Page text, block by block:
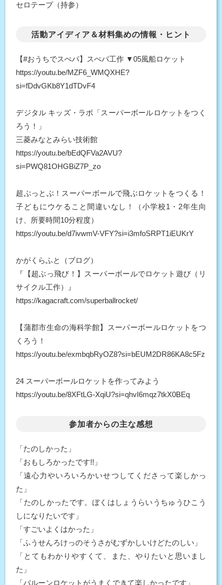
セロテープ（持参）
活動アイディア＆材料集めの情報・ヒント
【#おうちでスぺパ】スぺパ工作 ▼05風船ロケット
https://youtu.be/MZF6_WMQXHE?
si=fDdvGKb8Y1dTDvF4
デジタル キッズ・ラボ「スーパーボールロケットをつく
ろう！」
三菱みなとみらい技術館
https://youtu.be/bEdQFVa2AVU?
si=PWQ81OHGBiZ7P_zo
超ぶっとぶ！スーパーボールで飛ぶロケットをつくる！
子どもにウケること間違いなし！（小学校1・2年生向
け、所要時間10分程度）
https://youtu.be/d7ivwmV-VFY?si=i3mfoSRPT1iEUKrY
かがくらふと（ブログ）
『【超ぶっ飛び！】スーパーボールでロケット遊び（リ
サイクル工作）』
https://kagacraft.com/superballrocket/
【蒲郡市生命の海科学館】スーパーボールロケットをつ
くろう！
https://youtu.be/exmbqbRyOZ8?si=bEUM2DR86KA8c5Fz
24 スーパーボールロケットを作ってみよう
https://youtu.be/8XFtLG-XqiU?si=qhvI6mqz7tkX0BEq
参加者からの主な感想
「たのしかった」
「おもしろかったです!!」
「遠心力やいろいろかいせつしてくださって楽しかっ
た」
「たのしかったです。ぼくはしょうらいうちゅうひこう
しになりたいです」
「すごいよくはかった」
「ふうせんろけっのそうさがむずかしいけどたのしい」
「とてもわかりやすくて、また、やりたいと思いまし
た」
「バルーンロケットがうまくできて楽しかったです」